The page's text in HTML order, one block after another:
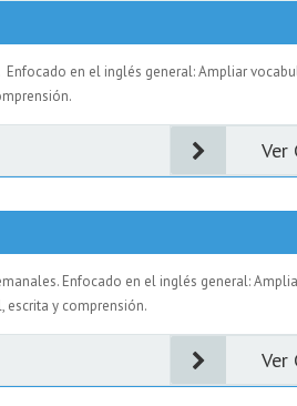
en el inglés general: Ampliar
Ver
Enfocado en el inglés general:
escrita y comprensión.
Ver